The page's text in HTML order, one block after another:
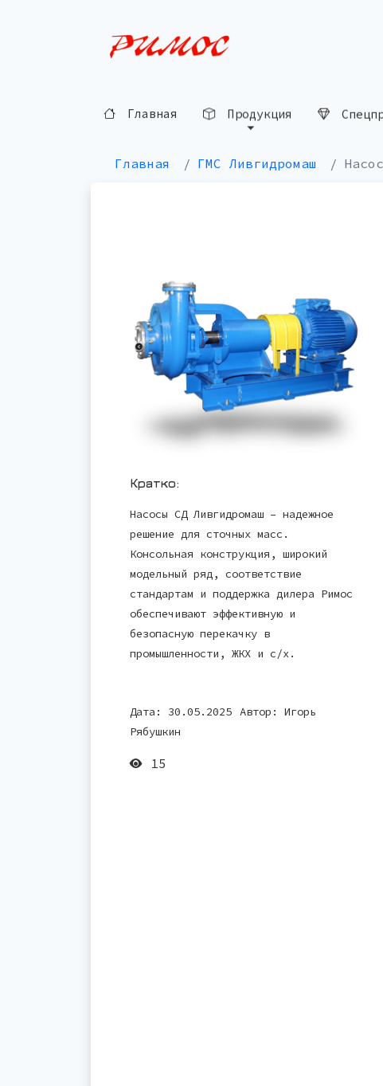
Главная Продукция
Главная ГМС Ливгидромаш
Кратко:
Насосы СД Ливгидромаш – надежное
решение для сточных масс.
Консольная конструкция, широкий
модельный ряд, соответствие
стандартам и поддержка дилера Римос
обеспечивают эффективную и
безопасную перекачку в
промышленности, ЖКХ и с/х.
Дата: 30.05.2025 Автор: Игорь
Рябушкин
15